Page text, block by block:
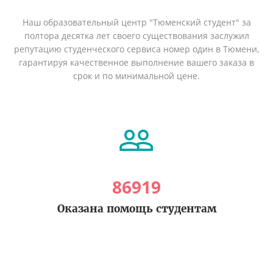
Наш образовательный центр "Тюменский студент" за
полтора десятка лет своего существования заслужил
репутацию студенческого сервиса номер один в Тюмени,
гарантируя качественное выполнение вашего заказа в
срок и по минимальной цене.
86919
Оказана помощь студентам